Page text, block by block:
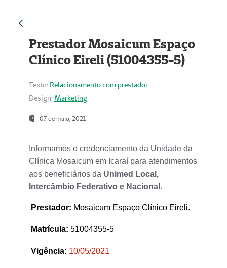
Prestador Mosaicum Espaço
Clínico Eireli (51004355-5)
Texto: Relacionamento com prestador
Design: Marketing
07 de maio, 2021
Informamos o credenciamento da Unidade da
Clínica Mosaicum em Icaraí para atendimentos
aos beneficiários da Unimed Local,
Intercâmbio Federativo e Nacional .
Prestador: Mosaicum Espaço Clínico Eireli.
Matrícula: 51004355-5
Vigência: 10/05/2021